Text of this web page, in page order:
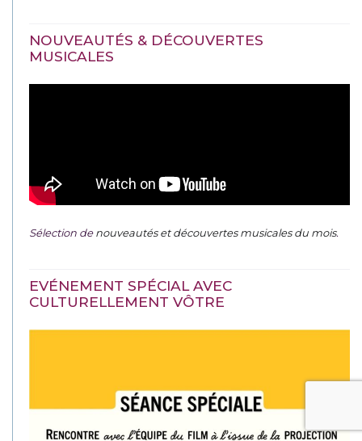
NOUVEAUTÉS & DÉCOUVERTES
MUSICALES
Sélection denouveautés et découvertes musicales du mois.
EVÉNEMENT SPÉCIAL AVEC
CULTURELLEMENT VÔTRE